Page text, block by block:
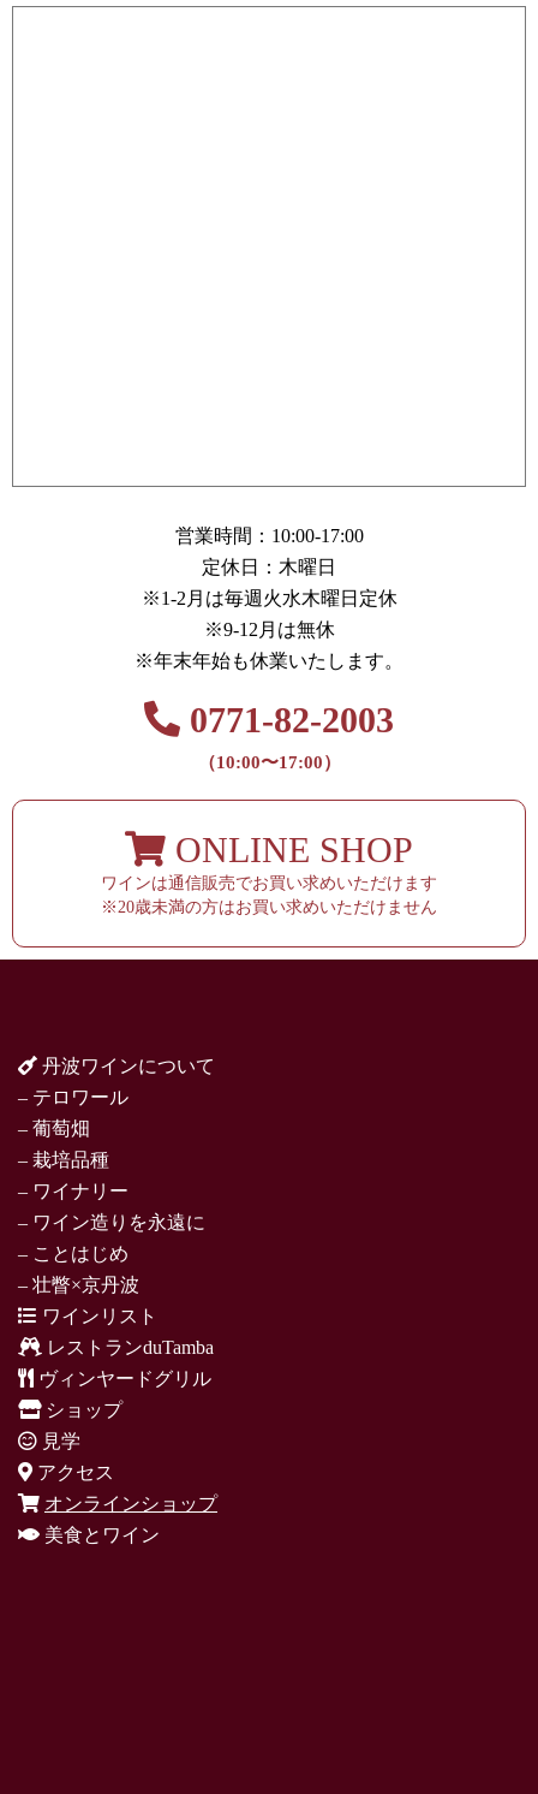
営業時間：10:00-17:00
定休日：木曜日
※1-2月は毎週火水木曜日定休
※9-12月は無休
※年末年始も休業いたします。
0771-82-2003
（10:00〜17:00）
ONLINE SHOP
ワインは通信販売でお買い求めいただけます
※20歳未満の方はお買い求めいただけません
丹波ワインについて
– テロワール
– 葡萄畑
– 栽培品種
– ワイナリー
– ワイン造りを永遠に
– ことはじめ
– 壮瞥×京丹波
ワインリスト
レストランduTamba
ヴィンヤードグリル
ショップ
見学
アクセス
オンラインショップ
美食とワイン